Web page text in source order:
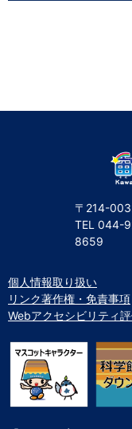
〒214-
TEL 044-
8659
個人情報取り扱い
リンク著作権・免責事項
Webアクセシビリティ